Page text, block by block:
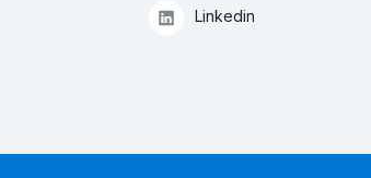
Linkedin